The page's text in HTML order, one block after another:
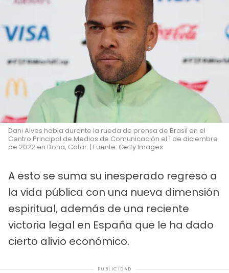
Dani Alves habla durante la rueda de prensa de Brasil en el
Centro Principal de Medios de Comunicación el 1 de diciembre
de 2022 en Doha, Catar. | Fuente: Getty Images
A esto se suma su inesperado regreso a
la vida pública con una nueva dimensión
espiritual, además de una reciente
victoria legal en España que le ha dado
cierto alivio económico.
PUBLICIDAD